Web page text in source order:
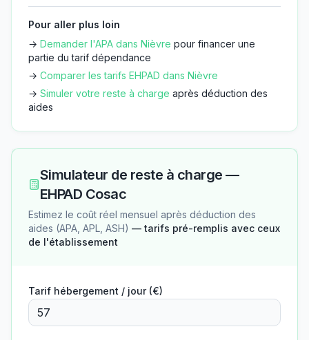
Pour aller plus loin
→ Demander l'APA dans Nièvre pour financer une
partie du tarif dépendance
→ Comparer les tarifs EHPAD dans Nièvre
→ Simuler votre reste à charge après déduction des
aides
Simulateur de reste à charge —
EHPAD Cosac
Estimez le coût réel mensuel après déduction des
aides (APA, APL, ASH) — tarifs pré-remplis avec ceux
de l'établissement
Tarif hébergement / jour (€)